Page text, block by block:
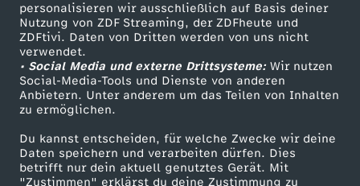
personalisieren wir ausschließlich auf Basis deiner
Nutzung von ZDF Streaming, der ZDFheute und
ZDFtivi. Daten von Dritten werden von uns nicht
verwendet.
• Social Media und externe Drittsysteme:Wir nutzen
Social-Media-Tools und Dienste von anderen
Anbietern. Unter anderem um das Teilen von Inhalten
zu ermöglichen.
Du kannst entscheiden, für welche Zwecke wir deine
Daten speichern und verarbeiten dürfen. Dies
betrifft nur dein aktuell genutztes Gerät. Mit
"Zustimmen" erklärst du deine Zustimmung zu
ZDF Unternehmen
Karriere
ZDF goes Schule
Werbefernsehen